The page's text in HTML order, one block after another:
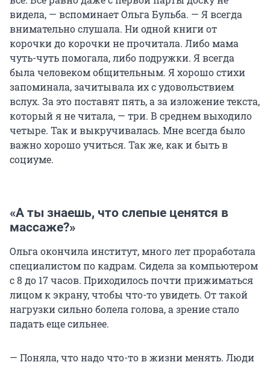
видела, — вспоминает Ольга Бульба. — Я всегда
внимательно слушала. Ни одной книги от
корочки до корочки не прочитала. Либо мама
чуть-чуть помогала, либо подружки. Я всегда
была человеком общительным. Я хорошо стихи
запоминала, зачитывала их с удовольствием
вслух. За это поставят пять, а за изложение текста,
который я не читала, — три. В среднем выходило
четыре. Так и выкручивалась. Мне всегда было
важно хорошо учиться. Так же, как и быть в
социуме.
«А ты знаешь, что слепые ценятся в
массаже?»
Ольга окончила институт, много лет проработала
специалистом по кадрам. Сидела за компьютером
с 8 до 17 часов. Приходилось почти прижиматься
лицом к экрану, чтобы что-то увидеть. От такой
нагрузки сильно болела голова, а зрение стало
падать еще сильнее.
— Поняла, что надо что-то в жизни менять. Люди